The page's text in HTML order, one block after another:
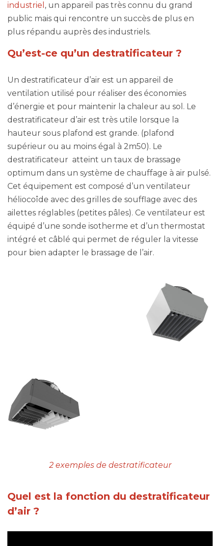
industriel , un appareil pas très connu du grand
public mais qui rencontre un succès de plus en
plus répandu auprès des industriels.
Qu’est-ce qu’un destratificateur ?
Un destratificateur d’air est un appareil de
ventilation utilisé pour réaliser des économies
d’énergie et pour maintenir la chaleur au sol. Le
destratificateur d’air est très utile lorsque la
hauteur sous plafond est grande. (plafond
supérieur ou au moins égal à 2m50). Le
destratificateur atteint un taux de brassage
optimum dans un système de chauffage à air pulsé.
Cet équipement est composé d’un ventilateur
héliocoîde avec des grilles de soufflage avec des
ailettes réglables (petites pâles). Ce ventilateur est
équipé d’une sonde isotherme et d’un thermostat
intégré et câblé qui permet de réguler la vitesse
pour bien adapter le brassage de l’air.
2 exemples de destratificateur
Quel est la fonction du destratificateur
d’air ?